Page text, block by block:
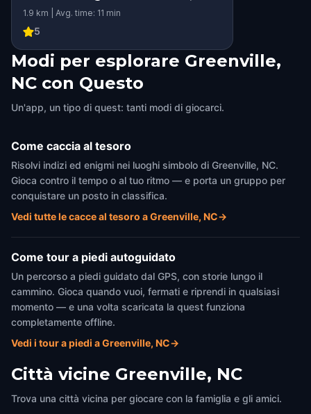
1.9 km | Avg. time: 11 min
5
Modi per esplorare Greenville,
NC con Questo
Un'app, un tipo di quest: tanti modi di giocarci.
Come caccia al tesoro
Risolvi indizi ed enigmi nei luoghi simbolo di Greenville, NC.
Gioca contro il tempo o al tuo ritmo — e porta un gruppo per
conquistare un posto in classifica.
Vedi tutte le cacce al tesoro a Greenville, NC→
Come tour a piedi autoguidato
Un percorso a piedi guidato dal GPS, con storie lungo il
cammino. Gioca quando vuoi, fermati e riprendi in qualsiasi
momento — e una volta scaricata la quest funziona
completamente offline.
Vedi i tour a piedi a Greenville, NC→
Città vicine Greenville, NC
Trova una città vicina per giocare con la famiglia e gli amici.